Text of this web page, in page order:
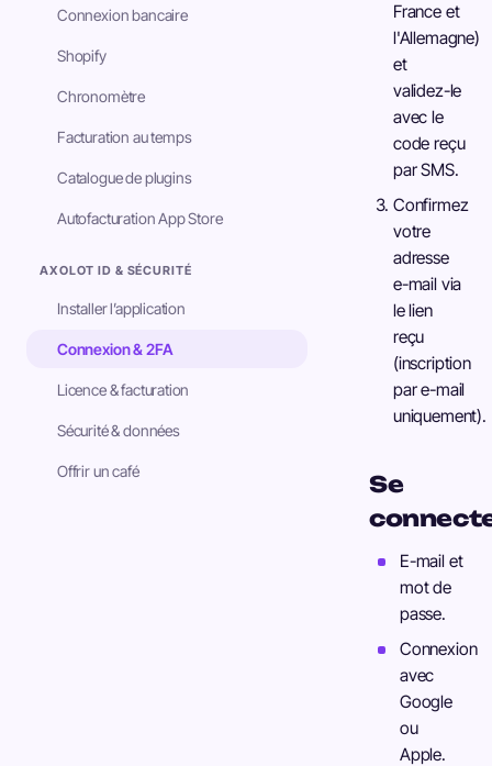
Connexion bancaire
Shopify
Chronomètre
Facturation au temps
Catalogue de plugins
Autofacturation App Store
AXOLOT ID & SÉCURITÉ
Installer l’application
Connexion & 2FA
Licence & facturation
Sécurité & données
Offrir un café
France et
l'Allemagne)
et
validez-le
avec le
code reçu
par SMS.
Confirmez
votre
adresse
e-mail via
le lien
reçu
(inscription
par e-mail
uniquement).
Se
E-mail et
mot de
passe.
Connexion
avec
Google
ou
Apple.